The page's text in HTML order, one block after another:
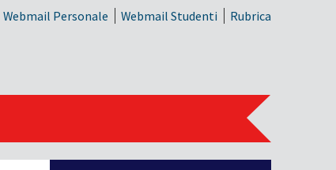
Webmail Personale Webmail Studenti Rubrica